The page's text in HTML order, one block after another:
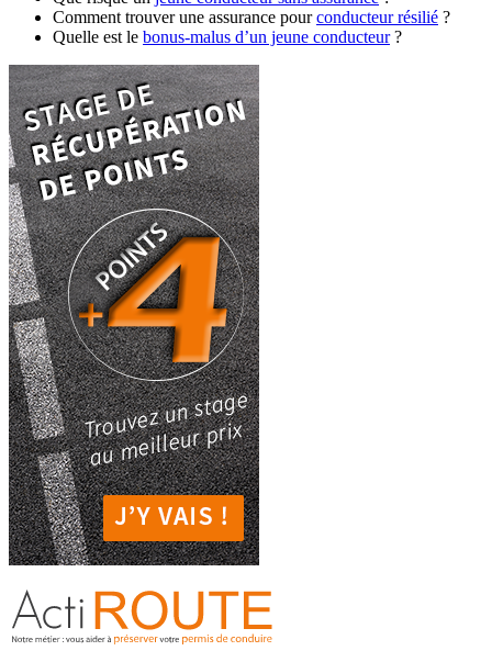
Comment trouver une assurance pourconducteur résilié ?
Quelle est le bonus-malus d’un jeune conducteur?